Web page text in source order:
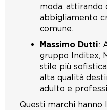
moda, attirando
abbigliamento
comune.
Massimo Dutti:
gruppo Inditex,
stile più
alta qualità
adulto e
Questi marchi hanno